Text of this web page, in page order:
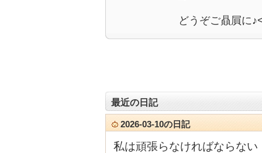
どうぞご贔屓に
最近の日記
2026-03-10の日記
私は頑張らなければならない